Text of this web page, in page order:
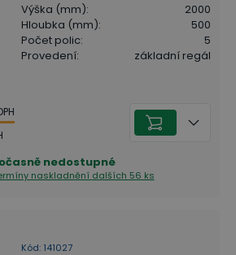
Výška (mm):
2000
Hloubka (mm):
500
Počet polic:
5
Provedení: základní regál
nedostupné
naskladnění dalších 56 ks
Kód: 141027